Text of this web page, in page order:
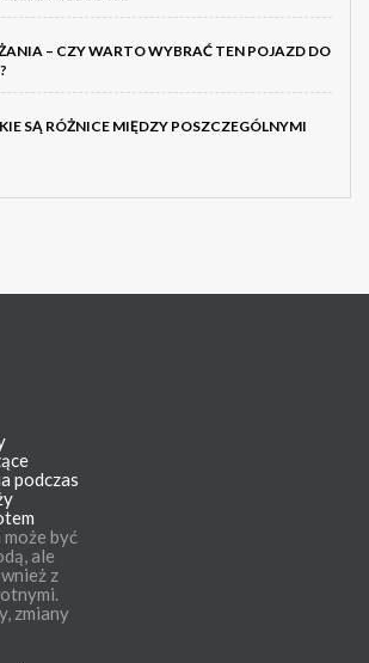
– CZY WARTO WYBRAĆ TEN POJAZD DO
SĄ RÓŻNICE MIĘDZY POSZCZEGÓLNYMI
podczas
być
ale
z
zmiany